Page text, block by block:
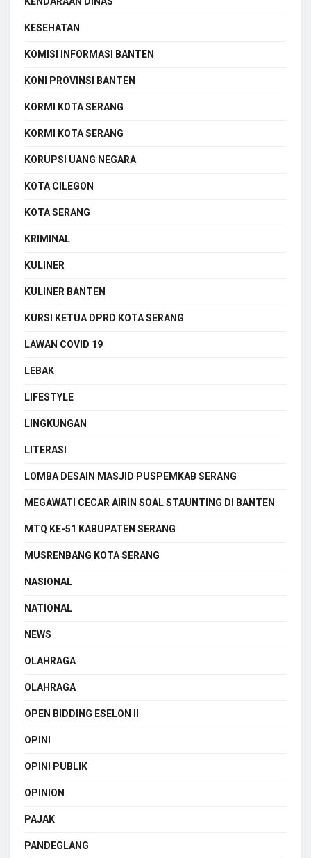
KESEHATAN
KOMISI INFORMASI BANTEN
KONI PROVINSI BANTEN
KORMI KOTA SERANG
KORMI KOTA SERANG
KORUPSI UANG NEGARA
KOTA CILEGON
KOTA SERANG
KRIMINAL
KULINER
KULINER BANTEN
KURSI KETUA DPRD KOTA SERANG
LAWAN COVID 19
LEBAK
LIFESTYLE
LINGKUNGAN
LITERASI
LOMBA DESAIN MASJID PUSPEMKAB SERANG
MEGAWATI CECAR AIRIN SOAL STAUNTING DI BANTEN
MTQ KE-51 KABUPATEN SERANG
MUSRENBANG KOTA SERANG
NASIONAL
NATIONAL
NEWS
OLAHRAGA
OLAHRAGA
OPEN BIDDING ESELON II
OPINI
OPINI PUBLIK
OPINION
PAJAK
PANDEGLANG